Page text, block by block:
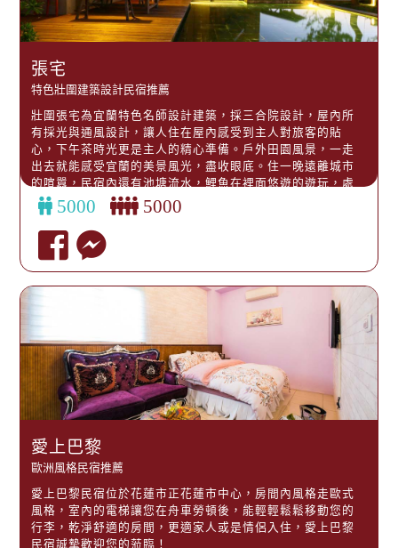
張宅
特色壯圍建築設計民宿推薦
壯圍張宅為宜蘭特色名師設計建築，採三合院設計，屋內所
有採光與通風設計，讓人住在屋內感受到主人對旅客的貼
心，下午茶時光更是主人的精心準備。戶外田園風景，一走
出去就能感受宜蘭的美景風光，盡收眼底。住一晚遠離城市
的喧囂，民宿內還有池塘流水，鯉魚在裡面悠遊的遊玩，處
處都有驚喜，讓人不虛此行！
5000 5000
愛上巴黎
歐洲風格民宿推薦
愛上巴黎民宿位於花蓮市正花蓮市中心，房間內風格走歐式
風格，室內的電梯讓您在舟車勞頓後，能輕輕鬆鬆移動您的
行李，乾淨舒適的房間，更適家人或是情侶入住，愛上巴黎
民宿誠摯歡迎您的蒞臨！